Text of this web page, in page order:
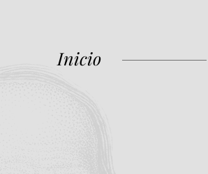
Inicio